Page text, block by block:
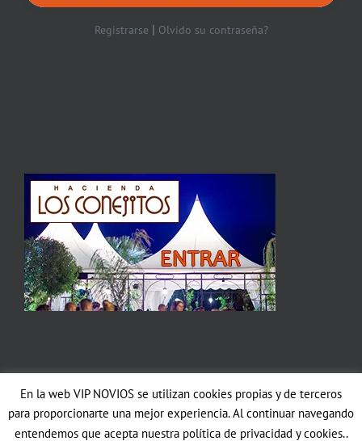
Registrarse| Olvido su contraseña?
Theme Fusion
En la web VIP NOVIOS se utilizan cookies propias y de terceros
para proporcionarte una mejor experiencia. Al continuar navegando
entendemos que acepta nuestra política de privacidad y cookies..